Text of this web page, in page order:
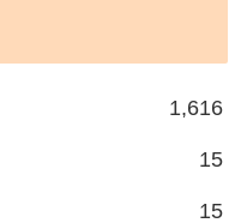
1,616
15
15